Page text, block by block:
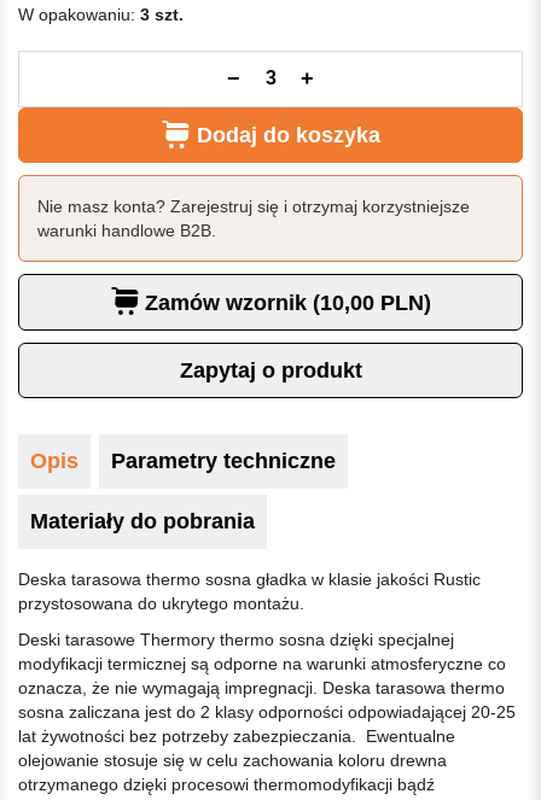
W opakowaniu: 3 szt.
− +
Dodaj do koszyka
Nie masz konta? Zarejestruj się i otrzymaj korzystniejsze
warunki handlowe B2B.
Zamów wzornik (10,00 PLN)
Zapytaj o produkt
Opis Parametry techniczne
Materiały do pobrania
Deska tarasowa thermo sosna gładka w klasie jakości Rustic
przystosowana do ukrytego montażu.
Deski tarasowe Thermory thermo sosna dzięki specjalnej
modyfikacji termicznej są odporne na warunki atmosferyczne co
oznacza, że nie wymagają impregnacji. Deska tarasowa thermo
sosna zaliczana jest do 2 klasy odporności odpowiadającej 20-25
lat żywotności bez potrzeby zabezpieczania. Ewentualne
olejowanie stosuje się w celu zachowania koloru drewna
otrzymanego dzięki procesowi thermomodyfikacji bądź